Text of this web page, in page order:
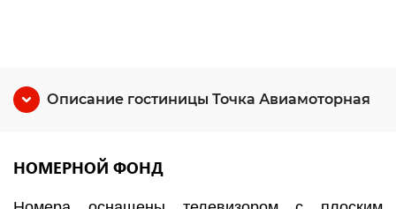
Описание гостиницы Точка Авиамоторная
НОМЕРНОЙ ФОНД